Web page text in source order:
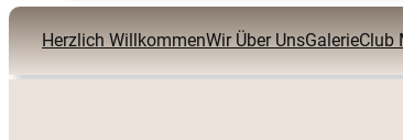
Herzlich WillkommenWir Über UnsGalerieClub